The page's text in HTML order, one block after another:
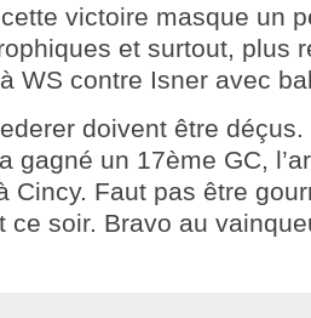
victoire masque un
et surtout, plus
WS contre Isner avec
doivent être
gagné un 17ème GC,
Cincy. Faut pas être
ce soir. Bravo au